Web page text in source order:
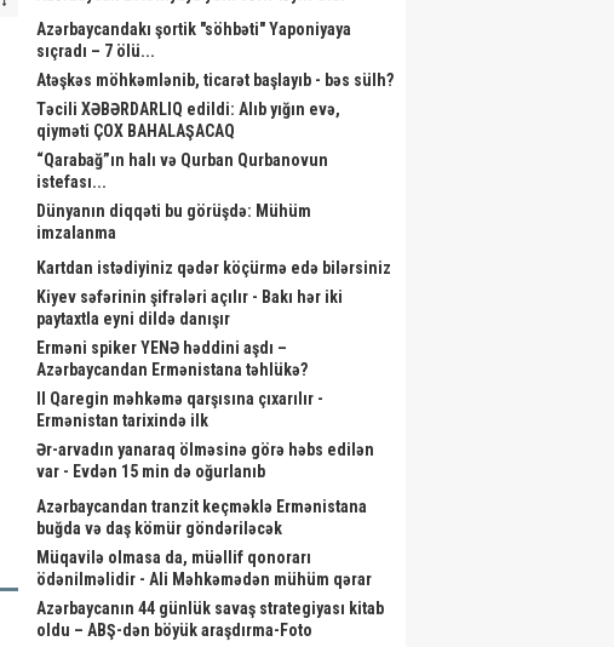
Azərbaycandakı şortik "söhbəti" Yaponiyaya
sıçradı – 7 ölü...
Atəşkəs möhkəmlənib, ticarət başlayıb - bəs sülh?
Təcili XƏBƏRDARLIQ edildi: Alıb yığın evə,
qiyməti ÇOX BAHALAŞACAQ
“Qarabağ”ın halı və Qurban Qurbanovun
istefası...
Dünyanın diqqəti bu görüşdə: Mühüm
imzalanma
Kartdan istədiyiniz qədər köçürmə edə bilərsiniz
Kiyev səfərinin şifrələri açılır - Bakı hər iki
paytaxtla eyni dildə danışır
Erməni spiker YENƏ həddini aşdı –
Azərbaycandan Ermənistana təhlükə?
II Qaregin məhkəmə qarşısına çıxarılır -
Ermənistan tarixində ilk
Ər-arvadın yanaraq ölməsinə görə həbs edilən
var - Evdən 15 min də oğurlanıb
Azərbaycandan tranzit keçməklə Ermənistana
buğda və daş kömür göndəriləcək
Müqavilə olmasa da, müəllif qonorarı
ödənilməlidir - Ali Məhkəmədən mühüm qərar
Azərbaycanın 44 günlük savaş strategiyası kitab
oldu – ABŞ-dən böyük araşdırma-Foto